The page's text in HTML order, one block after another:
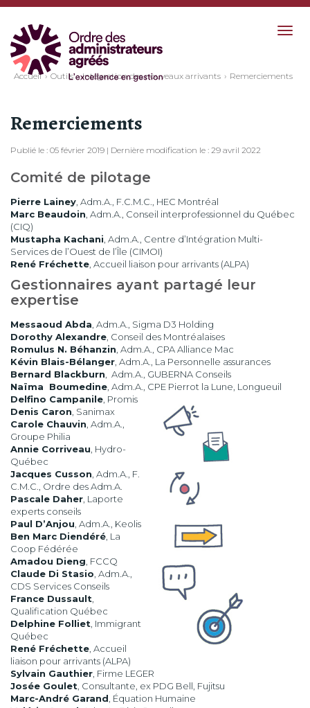
Accueil Outils Intégration des nouveaux arrivants Remerciements
Remerciements
Publié le : 05 février 2019 | Dernière modification le : 29 avril 2022
Comité de pilotage
Pierre Lainey , Adm.A., F.C.M.C., HEC Montréal
Marc Beaudoin , Adm.A., Conseil interprofessionnel du Québec
(CIQ)
Mustapha Kachani , Adm.A., Centre d’Intégration Multi-
Services de l’Ouest de l’Île (CIMOI)
René Fréchette , Accueil liaison pour arrivants (ALPA)
Gestionnaires ayant partagé leur
expertise
Messaoud Abda , Adm.A., Sigma D3 Holding
Dorothy Alexandre , Conseil des Montréalaises
Romulus N. Béhanzin , Adm.A., CPA Alliance Mac
Kévin Blais-Bélanger , Adm.A., La Personnelle assurances
Bernard Blackburn , Adm.A., GUBERNA Conseils
Naïma Boumedine , Adm.A., CPE Pierrot la Lune, Longueuil
Delfino Campanile , Promis
Denis Caron , Sanimax
Carole Chauvin , Adm.A.,
Groupe Philia
Annie Corriveau , Hydro-
Québec
Jacques Cusson , Adm.A., F.
C.M.C., Ordre des Adm.A.
Pascale Daher , Laporte
experts conseils
Paul D’Anjou , Adm.A., Keolis
Ben Marc Diendéré , La
Coop Fédérée
Amadou Dieng , FCCQ
Claude Di Stasio , Adm.A.,
CDS Services Conseils
France Dussault
Qualification Québec
Delphine Folliet , Immigrant
Québec
René Fréchette , Accueil
liaison pour arrivants (ALPA)
Sylvain Gauthier , Firme LEGER
Josée Goulet , Consultante, ex PDG Bell, Fujitsu
Marc-André Garand , Équation Humaine